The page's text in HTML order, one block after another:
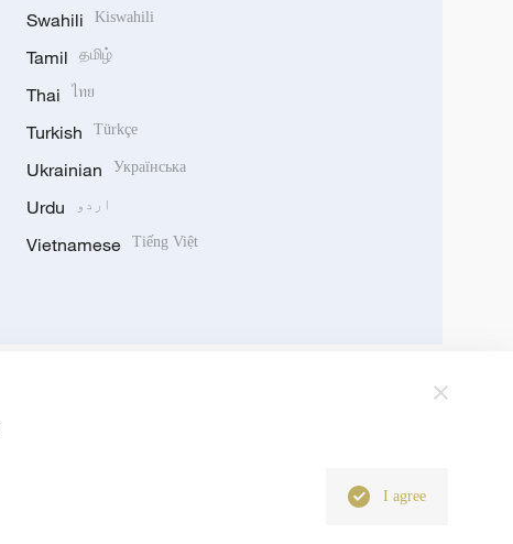
Swahili Kiswahili
Tamil தமிழ்
Thai ไทย
Turkish Türkçe
Ukrainian Українська
Urdu اردو
Vietnamese Tiếng Việt
I agree